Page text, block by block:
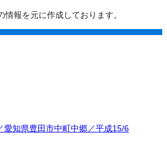
報を元に作成しております。
知県豊田市中町中郷／平成15/6